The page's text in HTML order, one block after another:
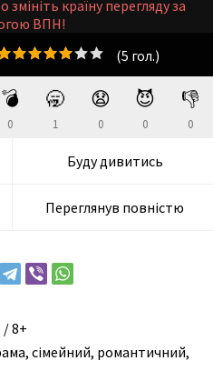
💣
0
🥱
1
😧
0
😈
0
👎
0
Буду дивитись
Переглянув повністю
/ 8+
, сімейний, романтичний,
(5 гол.)
країну перегляду за
ВПН!